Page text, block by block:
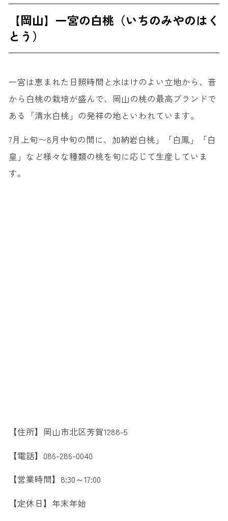
【岡山】一宮の白桃（いちのみやのはく
とう）
一宮は恵まれた日照時間と水はけのよい立地から、昔
から白桃の栽培が盛んで、岡山の桃の最高ブランドで
ある「清水白桃」の発祥の地といわれています。
7月上旬〜8月中旬の間に、加納岩白桃」「白鳳」「白
皇」など様々な種類の桃を旬に応じて生産していま
す。
【住所】岡山市北区芳賀1288-5
【電話】086-286-0040
【営業時間】8:30～17:00
【定休日】年末年始